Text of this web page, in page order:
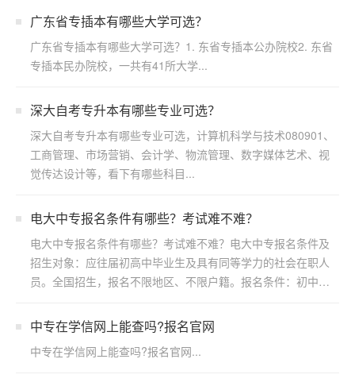
广东省专插本有哪些大学可选？
广东省专插本有哪些大学可选？1. 东省专插本公办院校2. 东省
专插本民办院校，一共有41所大学...
深大自考专升本有哪些专业可选？
深大自考专升本有哪些专业可选，计算机科学与技术080901、
工商管理、市场营销、会计学、物流管理、数字媒体艺术、视
觉传达设计等，看下有哪些科目...
电大中专报名条件有哪些？考试难不难？
电大中专报名条件有哪些？考试难不难？电大中专报名条件及
招生对象：应往届初高中毕业生及具有同等学力的社会在职人
员。全国招生，报名不限地区、不限户籍。报名条件：初中起
中专在学信网上能查吗?报名官网
中专在学信网上能查吗?报名官网...